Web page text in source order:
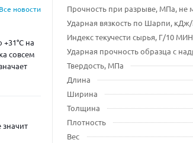
Все новости
на
совсем
Прочность при разрыве, МПа, не
Ударная вязкость по Шарпи,
Индекс текучести сырья, Г/10
Ударная прочность образца с
Твердость, МПа
Длина
Ширина
Толщина
Плотность
Вес